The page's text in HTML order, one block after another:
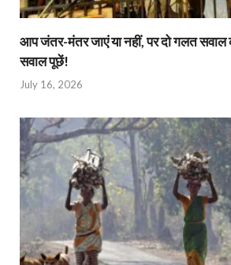
आप जंतर-मंतर जाएं या नहीं, पर दो गलत
सवाल पूछें!
July 16, 2026